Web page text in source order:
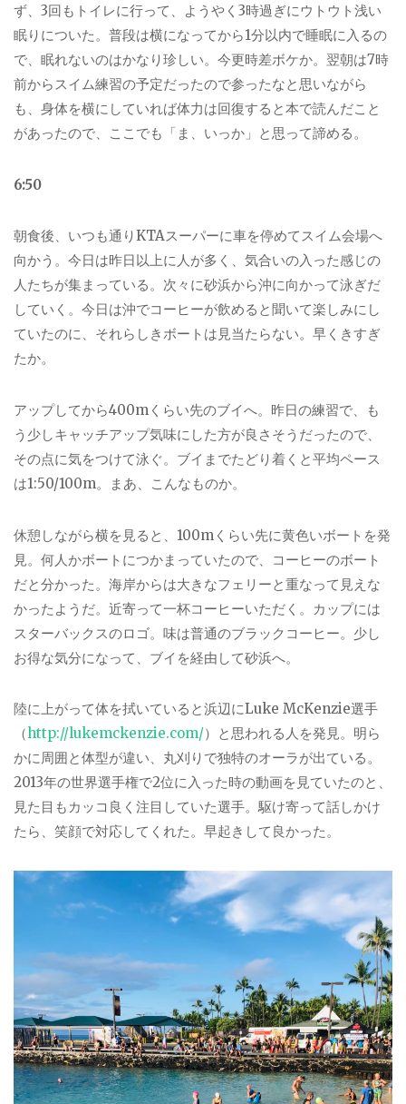
ず、 3回もトイレに行って、ようやく 3時過ぎにウトウト浅い
眠りについた。普段は横になってから1分以内で睡眠に入るの
で、眠れないのはかなり珍しい。今更時差ボケか。翌朝は7時
前からスイム練習の予定だったので参ったなと思いながら
も、身体を横にしていれば体力は回復すると本で読んだこと
があったので、ここでも「ま、いっか」と思って諦める。
6:50
朝食後、いつも通りKTAスーパーに車を停めてスイム会場へ
向かう。今日は昨日以上に人が多く、気合いの入った感じの
人たちが集まっている。次々に砂浜から沖に向かって泳ぎだ
していく。今日は沖でコーヒーが飲めると聞いて楽しみにし
ていたのに、それらしきボートは見当たらない。早くきすぎ
たか。
アップしてから400m くらい先のブイへ。昨日の練習で、も
う少しキャッチアップ気味にした方が良さそうだったので、
その点に気をつけて泳ぐ。ブイまでたどり着くと平均ペース
は1:50/100m。まあ、こんなものか。
休憩しながら横を見ると、 100m くらい先に黄色いボートを発
見。何人かボートにつかまっていたので、コーヒーのボート
だと分かった。海岸からは大きなフェリーと重なって見えな
かったようだ。近寄って一杯コーヒーいただく。カップには
スターバックスのロゴ。味は普通のブラックコーヒー。少し
お得な気分になって、ブイを経由して砂浜へ。
陸に上がって体を拭いていると浜辺にLuke McKenzie選手
（http://lukemckenzie.com/）と思われる人を発見。明ら
かに周囲と体型が違い、丸刈りで独特のオーラが出ている。
2013年の世界選手権で2位に入った時の動画を見ていたのと、
見た目もカッコ良く注目していた選手。駆け寄って話しかけ
たら、笑顔で対応してくれた。早起きして良かった。